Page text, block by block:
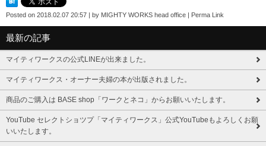
Posted on 2018.02.07 20:57 | by MIGHTY WORKS head office | Perma Link
最新の記事
マイティワークスの公式LINEが出来ました。
マイティワークス・オーナー夫婦の本が出版されました。
商品のご購入は BASE shop「ワークとネコ」からお願いいたします。
YouTube セレクトショツプ「マイティワークス」公式YouTubeもよろしくお願
いいたします。